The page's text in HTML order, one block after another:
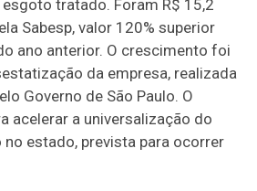
tratado. Foram R$ 15,2
Sabesp, valor 120% superior
ano anterior. O crescimento foi
da empresa, realizada
Governo de São Paulo. O
acelerar a universalização do
estado, prevista para ocorrer